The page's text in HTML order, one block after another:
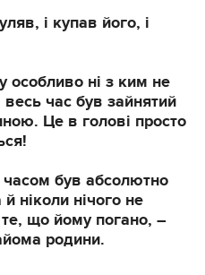
і купав його, і
особливо ні з ким не
весь час був зайнятий
Це в голові просто
часом був абсолютно
ніколи нічого не
що йому погано, –
родини.